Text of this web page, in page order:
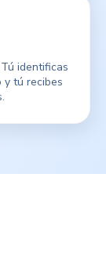
identificas
y tú recibes